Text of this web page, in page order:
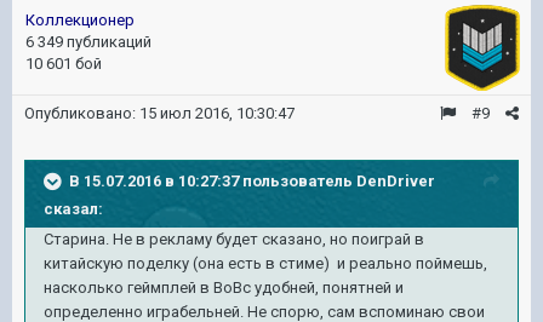
Коллекционер
6 349 публикаций
10 601 бой
#9
Опубликовано: 15 июл 2016, 10:30:47
В 15.07.2016 в 10:27:37 пользователь DenDriver
сказал:
Старина. Не в рекламу будет сказано, но поиграй в
китайскую поделку (она есть в стиме) и реально поймешь,
насколько геймплей в ВоВс удобней, понятней и
определенно играбельней. Не спорю, сам вспоминаю свои